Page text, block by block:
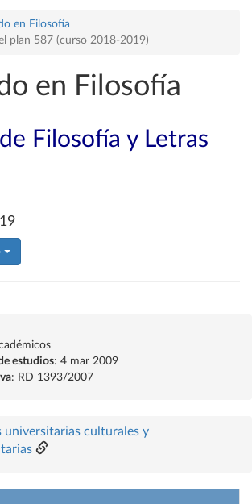
en Filosofía
plan 587 (curso 2018-2019)
en Filosofía
Filosofía y Letras
estudios: 4 mar 2009
: RD 1393/2007
universitarias culturales y